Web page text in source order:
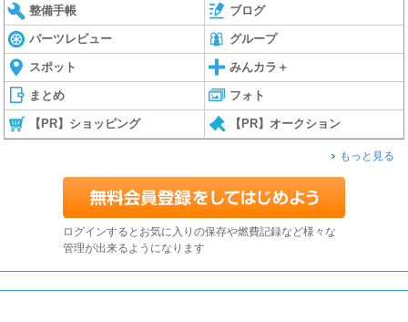
整備手帳 ブログ
パーツレビュー グループ
スポット みんカラ＋
まとめ フォト
【PR】ショッピング 【PR】オークション
もっと見る
ログインするとお気に入りの保存や燃費記録など様々な
管理が出来るようになります